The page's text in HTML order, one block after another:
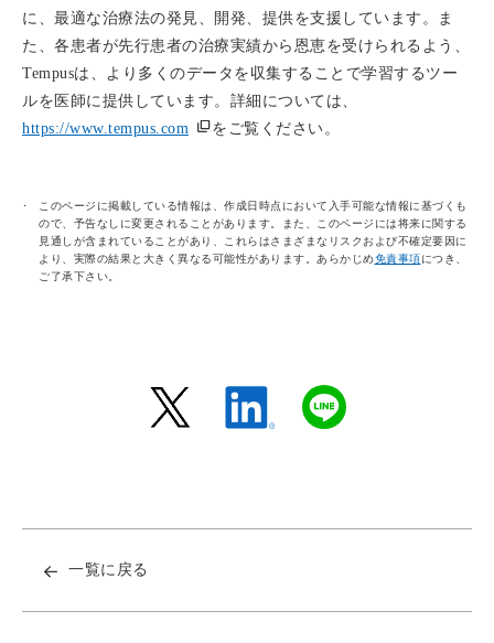
に、最適な治療法の発見、開発、提供を支援しています。ま
た、各患者が先行患者の治療実績から恩恵を受けられるよう、
Tempusは、より多くのデータを収集することで学習するツー
ルを医師に提供しています。詳細については、
https://www.tempus.com
をご覧ください。
このページに掲載している情報は、作成日時点において入手可能な情報に基づくも
ので、予告なしに変更されることがあります。また、このページには将来に関する
見通しが含まれていることがあり、これらはさまざまなリスクおよび不確定要因に
より、実際の結果と大きく異なる可能性があります。あらかじめ免責事項につき、
ご了承下さい。
一覧に戻る